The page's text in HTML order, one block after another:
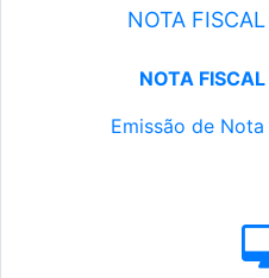
NOTA
NOTA
Emissão de